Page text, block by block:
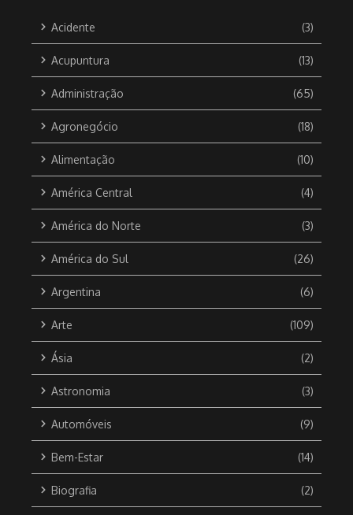
Acidente (3)
Acupuntura (13)
Administração (65)
Agronegócio (18)
Alimentação (10)
América Central (4)
América do Norte (3)
América do Sul (26)
Argentina (6)
Arte (109)
Ásia (2)
Astronomia (3)
Automóveis (9)
Bem-Estar (14)
Biografia (2)